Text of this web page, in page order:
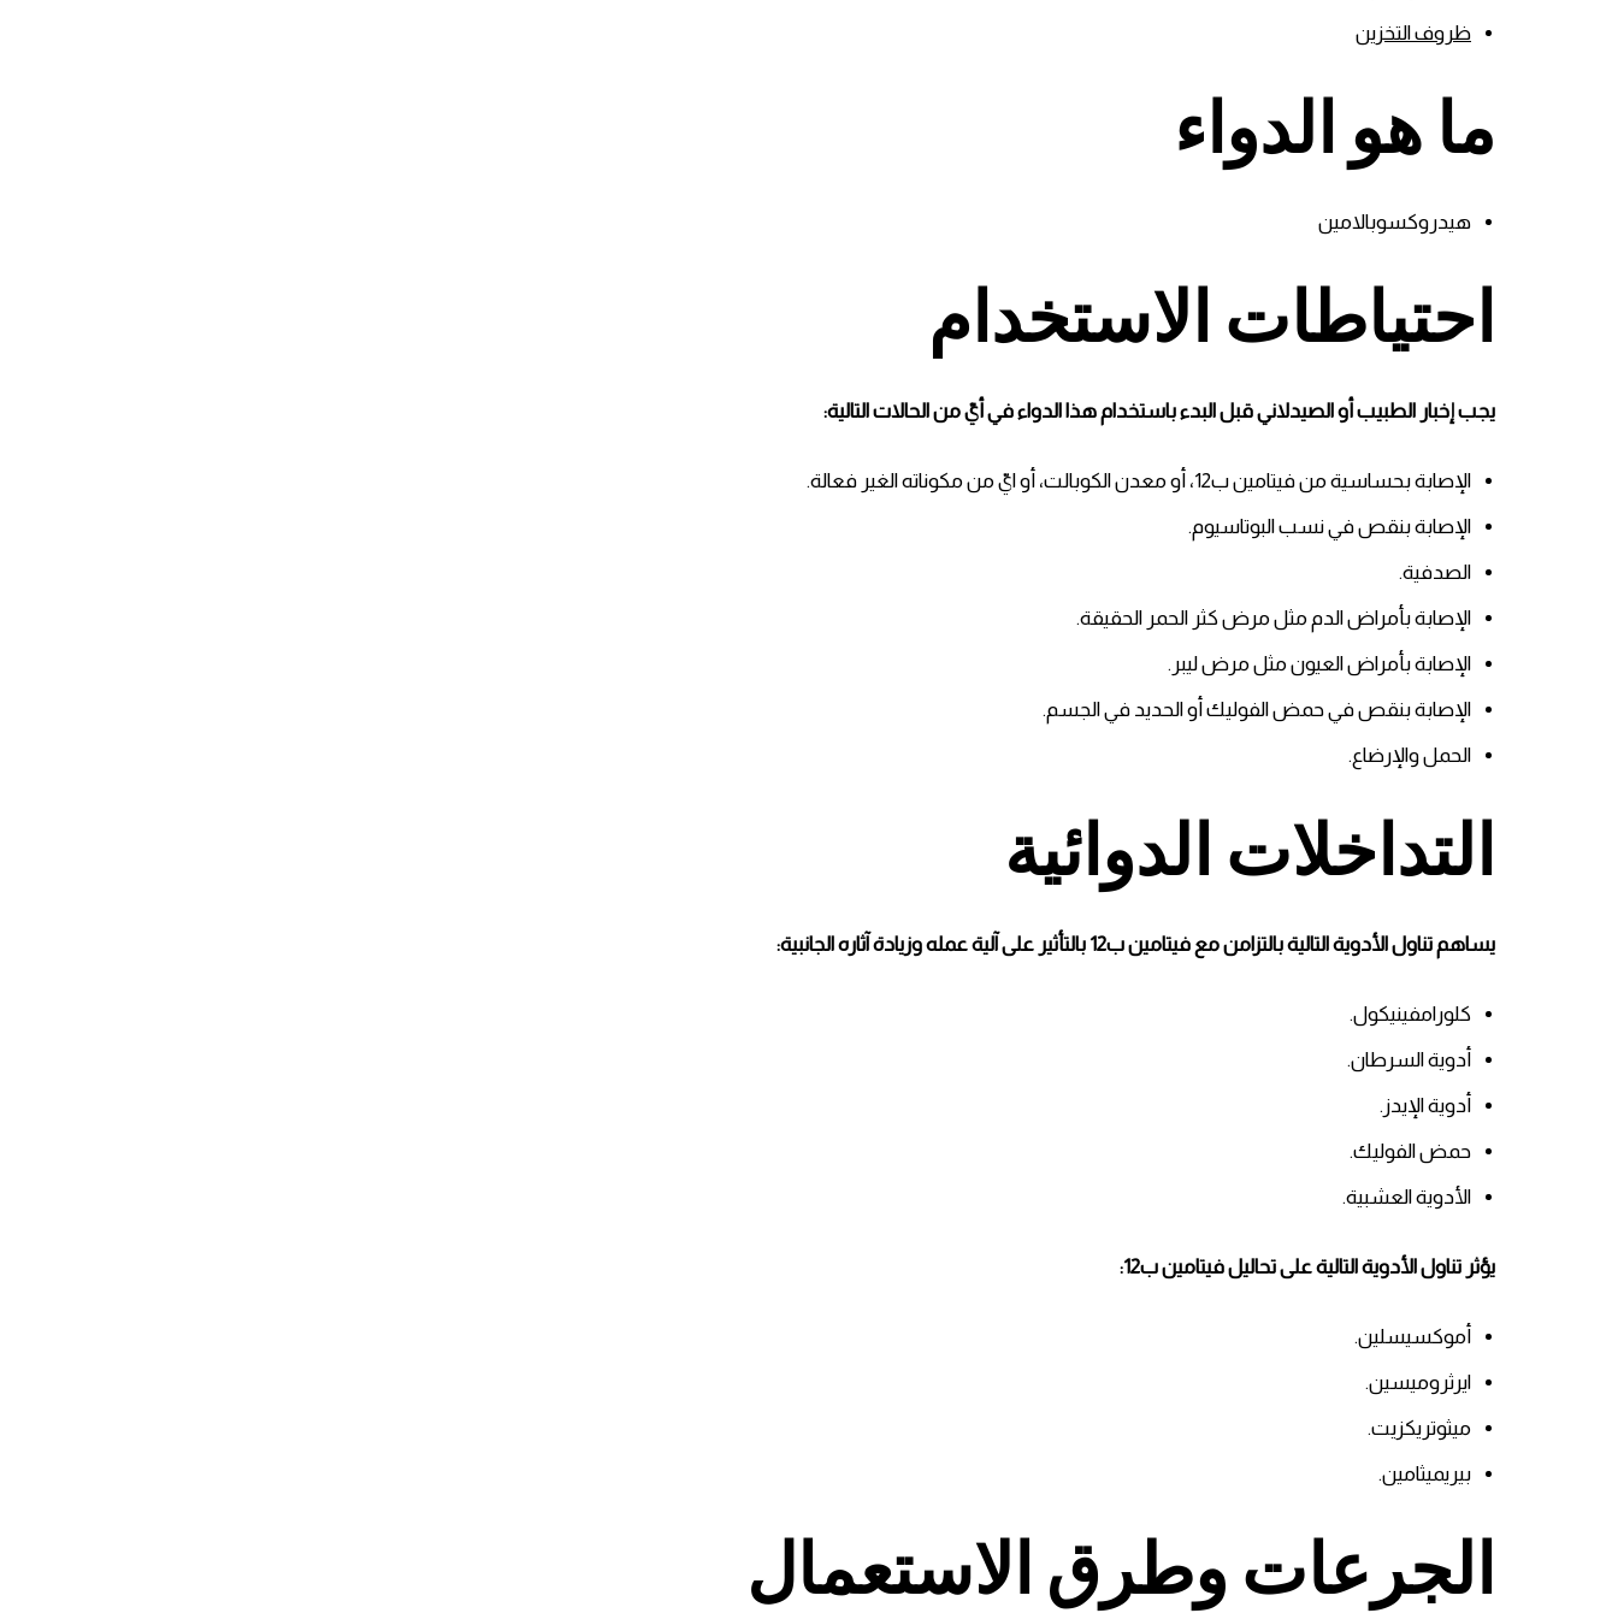
ظروف التخزين
ما هو الدواء
هيدروكسوبالامين
احتياطات الاستخدام
يجب إخبار الطبيب أو الصيدلاني قبل البدء باستخدام هذا الدواء في أيّ من الحالات التالية:
الإصابة بحساسية من فيتامين ب12، أو معدن الكوبالت، أو ايّ من مكوناته الغير فعالة.
الإصابة بنقص في نسب البوتاسيوم.
الصدفية.
الإصابة بأمراض الدم مثل مرض كثر الحمر الحقيقة.
الإصابة بأمراض العيون مثل مرض ليبر.
الإصابة بنقص في حمض الفوليك أو الحديد في الجسم.
الحمل والإرضاع.
التداخلات الدوائية
يساهم تناول الأدوية التالية بالتزامن مع فيتامين ب12 بالتأثير على آلية عمله وزيادة آثاره الجانبية:
كلورامفينيكول.
أدوية السرطان.
أدوية الإيدز.
حمض الفوليك.
الأدوية العشبية.
يؤثر تناول الأدوية التالية على تحاليل فيتامين ب12:
أموكسيسلين.
ايرثروميسين.
ميثوتريكزيت.
بيريميثامين.
الجرعات وطرق الاستعمال